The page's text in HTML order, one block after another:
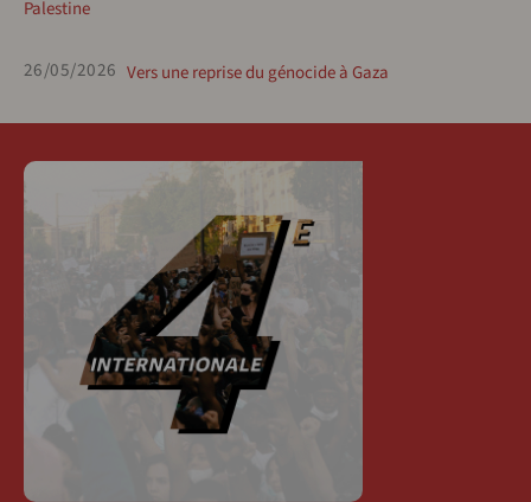
Palestine
26/05/2026 Vers une reprise du génocide à Gaza